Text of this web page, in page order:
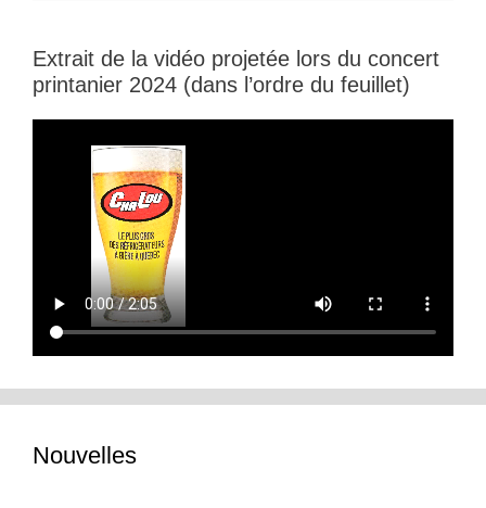
Extrait de la vidéo projetée lors du concert
printanier 2024 (dans l’ordre du feuillet)
Nouvelles